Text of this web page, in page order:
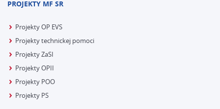
PROJEKTY MF SR
Projekty OP EVS
Projekty technickej pomoci
Projekty ZaSI
Projekty OPII
Projekty POO
Projekty PS